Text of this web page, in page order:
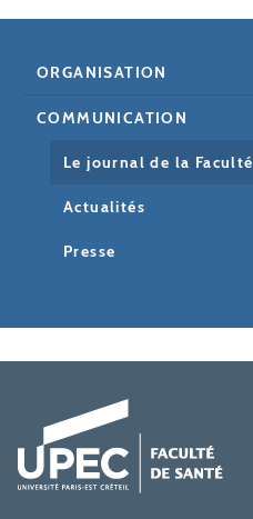
ORGANISATION
COMMUNICATION
Le journal de la Faculté
Actualités
Presse